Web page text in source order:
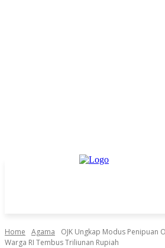
Home Agama
OJK Ungkap Modus Penipuan
Warga RI Tembus Triliunan Rupiah